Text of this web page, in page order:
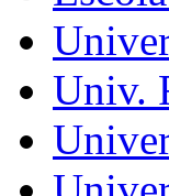
Univ.